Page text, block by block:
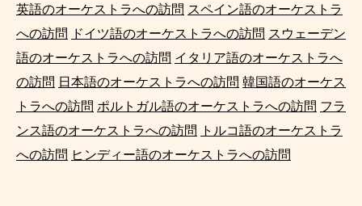
英語のオーケストラへの訪問 スペイン語のオーケストラ
への訪問 ドイツ語のオーケストラへの訪問 スウェーデン
語のオーケストラへの訪問 イタリア語のオーケストラへ
の訪問 日本語のオーケストラへの訪問 韓国語のオーケス
トラへの訪問 ポルトガル語のオーケストラへの訪問 フラ
ンス語のオーケストラへの訪問 トルコ語のオーケストラ
への訪問 ヒンディー語のオーケストラへの訪問